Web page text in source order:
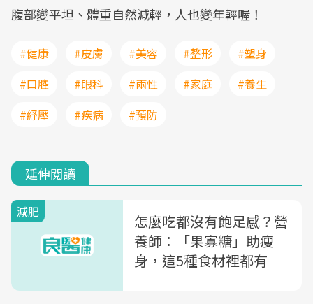
腹部變平坦、體重自然減輕，人也變年輕喔！
#健康 #皮膚 #美容 #整形
#塑身
#口腔
#眼科 #兩性 #家庭
#養生
#紓壓
#疾病 #預防
延伸閱讀
減肥
怎麼吃都沒有飽足感？營
養師：「果寡糖」助瘦
身，這5種食材裡都有